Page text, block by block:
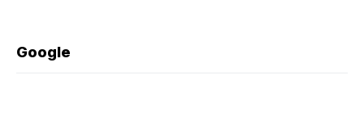
Google